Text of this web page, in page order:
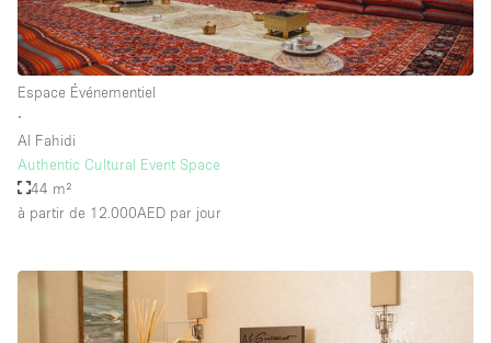
Éclairage
Électricité
Équipement de bureau
Étage/accès
Rez-de-chaussée sur cour
Rez-de-chaussée sur rue
Espace Événementiel
∙
Al Fahidi
Authentic Cultural Event Space
44 m²
à partir de 12.000AED par jour